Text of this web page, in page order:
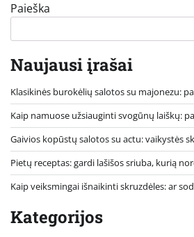
Paieška
Naujausi įrašai
Klasikinės burokėlių salotos su majonezu:
Kaip namuose užsiauginti svogūnų laiškų:
Gaivios kopūstų salotos su actu: vaikystės
Pietų receptas: gardi lašišos sriuba, kurią
Kaip veiksmingai išnaikinti skruzdėles: ar
Kategorijos